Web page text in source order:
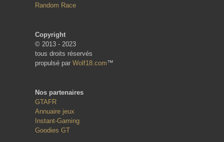
Random Race
Copyright
© 2013 - 2023
tous droits réservés
propulsé par Wolf18.com™
Nos partenaires
GTAFR
Annuaire jeux
Instant-Gaming
Goodies GT